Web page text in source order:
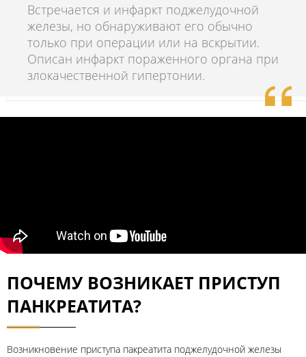
Встречается и инфаркт поджелудочной
железы, но обнаруживают его обычно
только при операции или на вскрытии.
Описан инфаркт пораженного органа при
злокачественной гипертонии.
ПОЧЕМУ ВОЗНИКАЕТ ПРИСТУП
ПАНКРЕАТИТА?
Возникновение приступа пакреатита поджелудочной железы